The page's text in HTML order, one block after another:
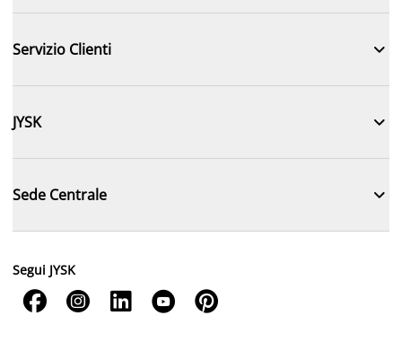
Servizio Clienti 
JYSK 
Sede Centrale 
Segui JYSK
    